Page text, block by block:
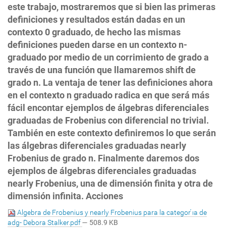
este trabajo, mostraremos que si bien las primeras
definiciones y resultados están dadas en un
contexto 0 graduado, de hecho las mismas
definiciones pueden darse en un contexto n-
graduado por medio de un corrimiento de grado a
través de una función que llamaremos shift de
grado n. La ventaja de tener las definiciones ahora
en el contexto n graduado radica en que será más
fácil encontar ejemplos de álgebras diferenciales
graduadas de Frobenius con diferencial no trivial.
También en este contexto definiremos lo que serán
las álgebras diferenciales graduadas nearly
Frobenius de grado n. Finalmente daremos dos
ejemplos de álgebras diferenciales graduadas
nearly Frobenius, una de dimensión finita y otra de
dimensión infinita. Acciones
Algebra de Frobenius y nearly Frobenius para la categor ́ıa de
adg- Debora Stalker.pdf— 508.9 KB